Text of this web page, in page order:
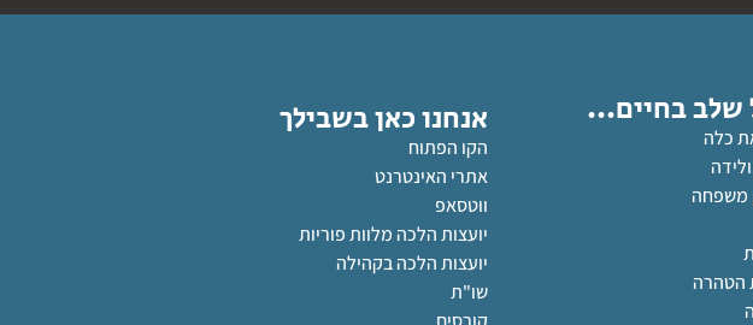
שלב בחיים...
כלה
משפחה
הטהרה
אנחנו כאן בשבילך
הקו הפתוח
אתרי האינטרנט
ווטסאפ
יועצות הלכה מלוות פוריות
יועצות הלכה בקהילה
שו"ת